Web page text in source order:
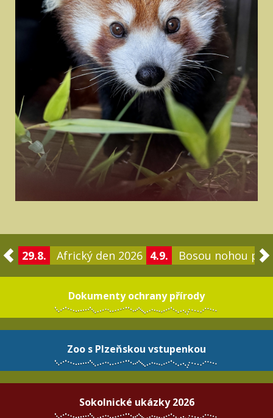
29.8. Africký den 2026 4.9. Bosou nohou po
Dokumenty ochrany přírody
Zoo s Plzeňskou vstupenkou
Sokolnické ukázky 2026